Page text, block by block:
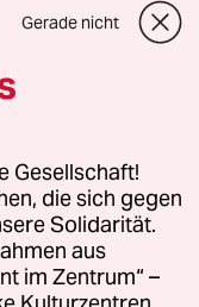
für Genehmigungen
Richtlinien
Gerade nicht
Gesellschaft!
die sich gegen
Solidarität.
aus
im Zentrum“ –